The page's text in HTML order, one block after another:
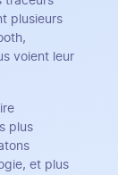
plusieurs
voient leur
plus
et plus